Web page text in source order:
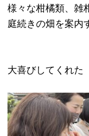
様々な柑橘類、雑
庭続きの畑を案内
大喜びしてくれた